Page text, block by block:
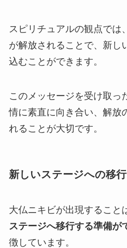
スピリチュアルの観点では
が解放されることで、新し
込むことができます。
このメッセージを受け取っ
情に素直に向き合い、解放
れることが大切です。
新しいステージへの移行
大仏ニキビが出現すること
ステージへ移行する準備が
徴しています。